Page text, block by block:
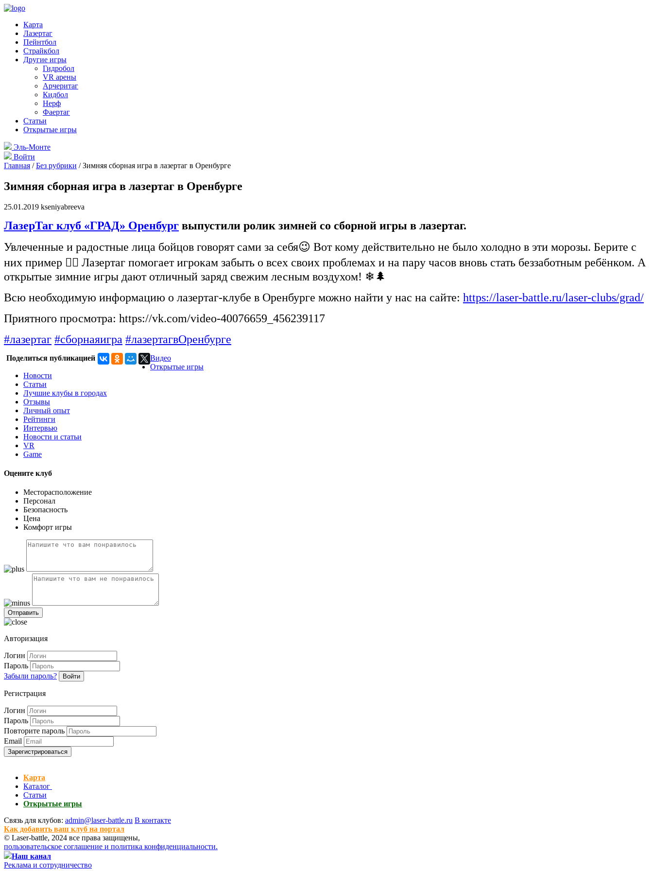
Карта
Лазертаг
Пейнтбол
Страйкбол
Другие игры
Гидробол
VR арены
Арчеритаг
Кидбол
Нерф
Фаертаг
Статьи
Открытые игры
Эль-Монте
Войти
Главная /Без рубрики /Зимняя сборная игра в лазертаг в Оренбурге
Зимняя сборная игра в лазертаг в Оренбурге
25.01.2019 kseniyabreeva
ЛазерТаг клуб «ГРАД» Оренбург выпустили ролик зимней со сборной игры в лазертаг.
Увлеченные и радостные лица бойцов говорят сами за себя😉 Вот кому действительно не было холодно в эти морозы. Берите с
них пример ☝🏻 Лазертаг помогает игрокам забыть о всех своих проблемах и на пару часов вновь стать беззаботным ребёнком. А
открытые зимние игры дают отличный заряд свежим лесным воздухом! ❄🌲
Всю необходимую информацию о лазертаг-клубе в Оренбурге можно найти у нас на сайте: https://laser-battle.ru/laser-clubs/grad/
Приятного просмотра: https://vk.com/video-40076659_456239117
#лазертаг #сборнаяигра #лазертагвОренбурге
Поделиться публикацией
Видео
Открытые игры
Новости
Статьи
Лучшие клубы в городах
Отзывы
Личный опыт
Рейтинги
Интервью
Новости и статьи
VR
Game
Оцените клуб
Месторасположение
Персонал
Безопасность
Цена
Комфорт игры
Авторизация
Логин
Пароль
Забыли пароль?
Войти
Регистрация
Логин
Пароль
Повторите пароль
Email
Зарегистрироваться
Карта
Каталог
Статьи
Открытые игры
Связь для клубов: admin@laser-battle.ru В контакте
Как добавить ваш клуб на портал
© Laser-battle, 2024 все права защищены,
пользовательское соглашение и политика конфиденциальности.
Наш канал
Реклама и сотрудничество